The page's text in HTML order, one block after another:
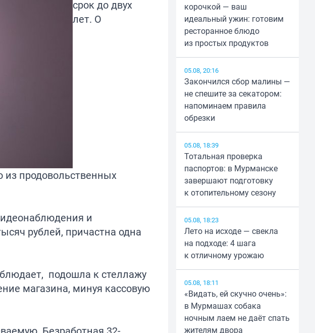
срок до двух
лет. О
из продовольственных
и
рублей, причастна одна
подошла к стеллажу
магазина, минуя кассовую
корочкой — ваш
идеальный ужин: готовим
ресторанное блюдо
из простых продуктов
05.08, 20:16
Закончился сбор малины —
не спешите за секатором:
напоминаем правила
обрезки
05.08, 18:39
Тотальная проверка
паспортов: в Мурманске
завершают подготовку
к отопительному сезону
05.08, 18:23
Лето на исходе — свекла
на подходе: 4 шага
к отличному урожаю
05.08, 18:11
«Видать, ей скучно очень»:
в Мурмашах собака
ночным лаем не даёт спать
жителям двора